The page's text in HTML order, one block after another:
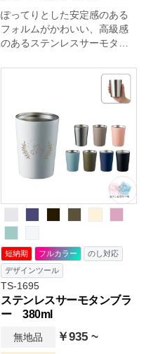
ぽってりとした安定感のある
フォルムがかわいい、高級感
のあるステンレスサーモタン
短納期 フルカラー
のし対応
デザインツール
TS-1695
ステンレスサーモタンブラ
ー 380ml
無地品 ￥935 ~